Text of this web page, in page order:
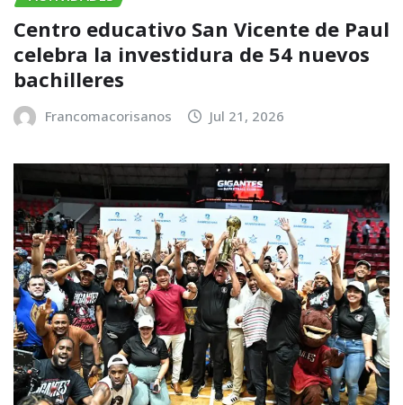
Centro educativo San Vicente de Paul
celebra la investidura de 54 nuevos
bachilleres
Francomacorisanos Jul 21, 2026